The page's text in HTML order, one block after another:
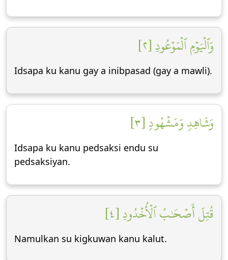
وَٱلۡيَوۡمِ ٱلۡمَوۡعُودِ [٢]
Idsapa ku kanu gay a inibpasad (gay a mawli).
وَشَاهِدٖ وَمَشۡهُودٖ [٣]
Idsapa ku kanu pedsaksi endu su
pedsaksiyan.
قُتِلَ أَصۡحَٰبُ ٱلۡأُخۡدُودِ [٤]
Namulkan su kigkuwan kanu kalut.